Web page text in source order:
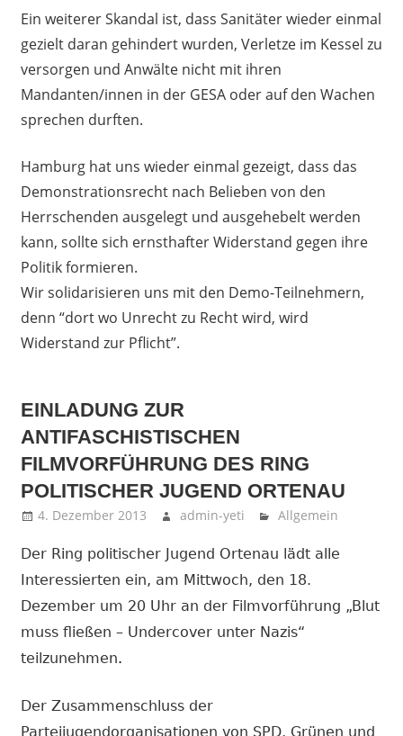
Ein weiterer Skandal ist, dass Sanitäter wieder einmal
gezielt daran gehindert wurden, Verletze im Kessel zu
versorgen und Anwälte nicht mit ihren
Mandanten/innen in der GESA oder auf den Wachen
sprechen durften.
Hamburg hat uns wieder einmal gezeigt, dass das
Demonstrationsrecht nach Belieben von den
Herrschenden ausgelegt und ausgehebelt werden
kann, sollte sich ernsthafter Widerstand gegen ihre
Politik formieren.
Wir solidarisieren uns mit den Demo-Teilnehmern,
denn “dort wo Unrecht zu Recht wird, wird
Widerstand zur Pflicht”.
EINLADUNG ZUR
ANTIFASCHISTISCHEN
FILMVORFÜHRUNG DES RING
POLITISCHER JUGEND ORTENAU
4. Dezember 2013 admin-yeti Allgemein
Der Ring politischer Jugend Ortenau lädt alle
Interessierten ein, am Mittwoch, den 18.
Dezember um 20 Uhr an der Filmvorführung „Blut
muss fließen – Undercover unter Nazis“
teilzunehmen.
Der Zusammenschluss der
Parteijugendorganisationen von SPD, Grünen und